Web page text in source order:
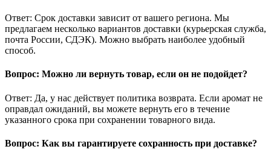
Ответ: Срок доставки зависит от вашего региона. Мы
предлагаем несколько вариантов доставки (курьерская служба,
почта России, СДЭК). Можно выбрать наиболее удобный
способ.
Вопрос: Можно ли вернуть товар, если он не подойдет?
Ответ: Да, у нас действует политика возврата. Если аромат не
оправдал ожиданий, вы можете вернуть его в течение
указанного срока при сохранении товарного вида.
Вопрос: Как вы гарантируете сохранность при доставке?